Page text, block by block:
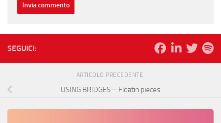
SEGUICI:
ARTICOLO PRECEDENTE
USING BRIDGES – Floatin pieces